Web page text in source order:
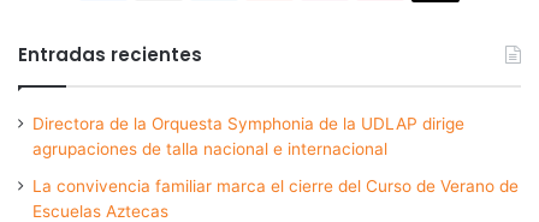
Entradas recientes
Directora de la Orquesta Symphonia de la UDLAP dirige
agrupaciones de talla nacional e internacional
La convivencia familiar marca el cierre del Curso de Verano de
Escuelas Aztecas